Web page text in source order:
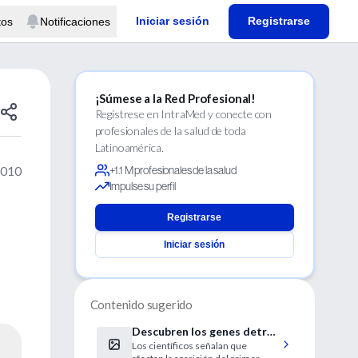
Notificaciones Iniciar sesión Registrarse
¡Súmese a la Red Profesional!
Regístrese en IntraMed y conecte con
profesionales de la salud de toda
Latinoamérica.
+1.1 M profesionales de la salud
Impulse su perfil
Registrarse
Iniciar sesión
Contenido sugerido
Descubren los genes detrás
del desarrollo de los
Los científicos señalan que